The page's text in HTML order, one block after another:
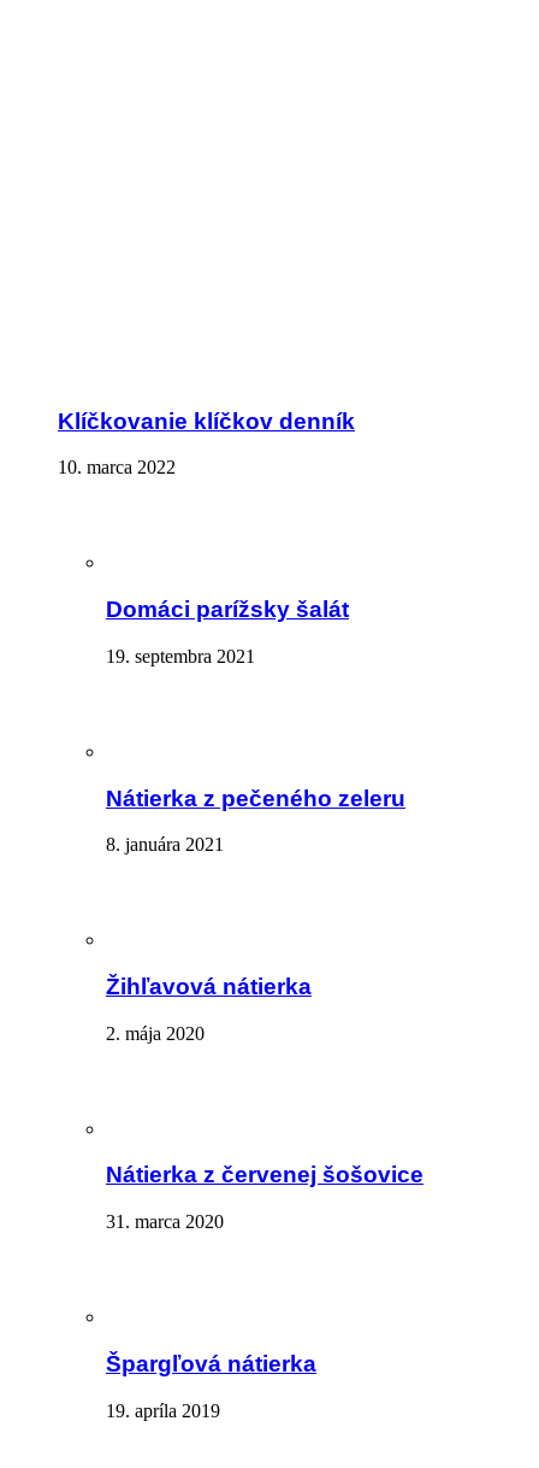
Klíčkovanie klíčkov denník
10. marca 2022
Domáci parížsky šalát
19. septembra 2021
Nátierka z pečeného zeleru
8. januára 2021
Žihľavová nátierka
2. mája 2020
Nátierka z červenej šošovice
31. marca 2020
Špargľová nátierka
19. apríla 2019